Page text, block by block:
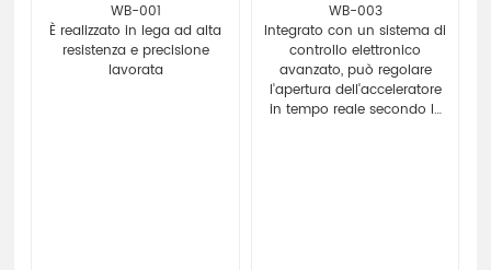
WB-001
È realizzato in lega ad alta
resistenza e precisione
lavorata
WB-003
Integrato con un sistema di
controllo elettronico
avanzato, può regolare
l'apertura dell'acceleratore
in tempo reale secondo le